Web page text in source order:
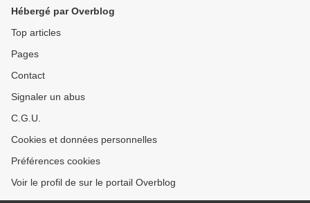
Hébergé par Overblog
Top articles
Pages
Contact
Signaler un abus
C.G.U.
Cookies et données personnelles
Préférences cookies
Voir le profil de sur le portail Overblog